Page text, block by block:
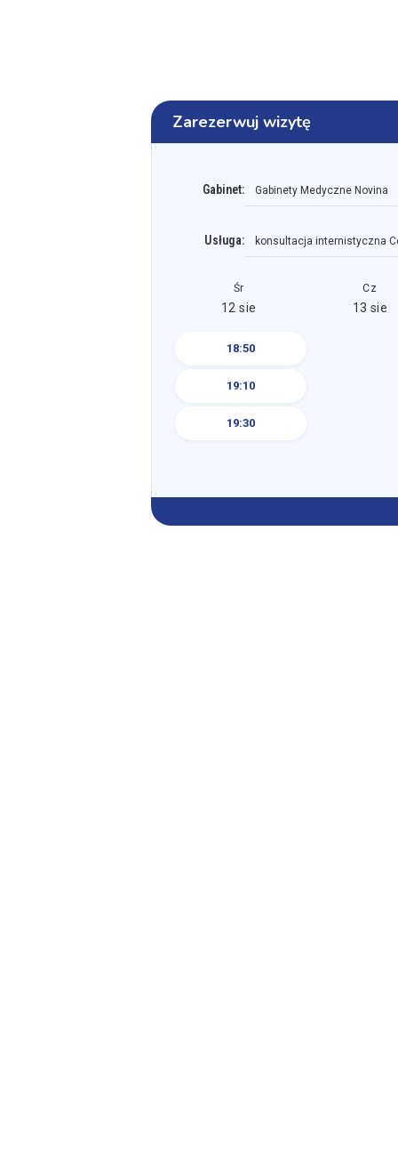
Zarezerwuj wizytę
Gabinet: Gabinety Medyczne Novina
Usługa: konsultacja internistyczna
Śr
12 sie
18:50
19:10
19:30
Cz
13 sie